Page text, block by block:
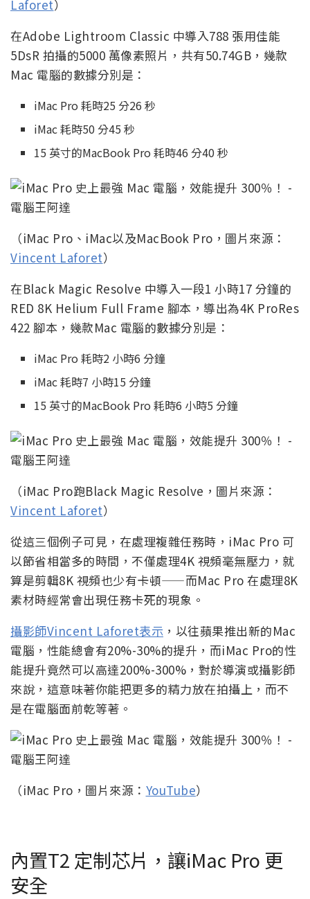
Laforet）
在Adobe Lightroom Classic 中導入788 張用佳能
5DsR 拍攝的5000 萬像素照片，共有50.74GB，幾款
Mac 電腦的數據分別是：
iMac Pro 耗時25 分26 秒
iMac 耗時50 分45 秒
15 英寸的MacBook Pro 耗時46 分40 秒
（iMac Pro、iMac以及MacBook Pro，圖片來源：
Vincent Laforet）
在Black Magic Resolve 中導入一段1 小時17 分鐘的
RED 8K Helium Full Frame 腳本，導出為4K ProRes
422 腳本，幾款Mac 電腦的數據分別是：
iMac Pro 耗時2 小時6 分鐘
iMac 耗時7 小時15 分鐘
15 英寸的MacBook Pro 耗時6 小時5 分鐘
（iMac Pro跑Black Magic Resolve，圖片來源：
Vincent Laforet）
從這三個例子可見，在處理複雜任務時，iMac Pro 可
以節省相當多的時間，不僅處理4K 視頻毫無壓力，就
算是剪輯8K 視頻也少有卡頓——而Mac Pro 在處理8K
素材時經常會出現任務卡死的現象。
攝影師Vincent Laforet表示 ，以往蘋果推出新的Mac
電腦，性能總會有20%-30%的提升，而iMac Pro的性
能提升竟然可以高達200%-300%，對於導演或攝影師
來說，這意味著你能把更多的精力放在拍攝上，而不
是在電腦面前乾等著。
（iMac Pro，圖片來源： YouTube）
內置T2 定制芯片，讓iMac Pro 更
安全